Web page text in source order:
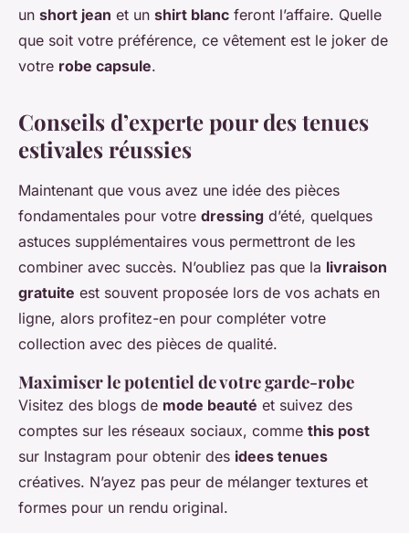
un short jean et un shirt blanc feront l’affaire. Quelle
que soit votre préférence, ce vêtement est le joker de
votre robe capsule.
Conseils d’experte pour des tenues
estivales réussies
Maintenant que vous avez une idée des pièces
fondamentales pour votre dressing d’été, quelques
astuces supplémentaires vous permettront de les
combiner avec succès. N’oubliez pas que la livraison
gratuite est souvent proposée lors de vos achats en
ligne, alors profitez-en pour compléter votre
collection avec des pièces de qualité.
Maximiser le potentiel de votre garde-robe
Visitez des blogs de mode beauté et suivez des
comptes sur les réseaux sociaux, comme this post
sur Instagram pour obtenir des idees tenues
créatives. N’ayez pas peur de mélanger textures et
formes pour un rendu original.